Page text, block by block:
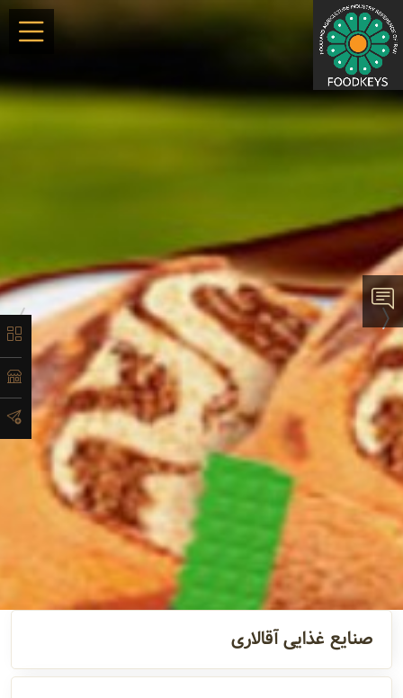
×
تاریخچه
لیست
محصولات
آدرس و
اطلاعات
مدیران و
مسئولین
گالری
صنایع غذایی آقالاری